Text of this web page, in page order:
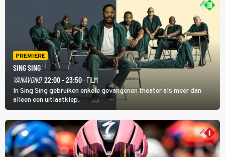
PREMIERE
SING SING
VANAVOND 22:00 - 23:50· FILM
In Sing Sing gebruiken enkele gevangenen theater als meer dan
alleen een uitlaatklep.